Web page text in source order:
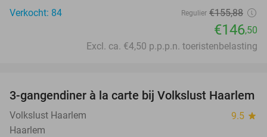
Verkocht: 84
Regulier €155,88
€146,50
Excl. ca. €4,50 p.p.p.n. toeristenbelasting
43%
3-gangendiner à la carte bij Volkslust Haarlem
Volkslust Haarlem 9.5 star
Haarlem